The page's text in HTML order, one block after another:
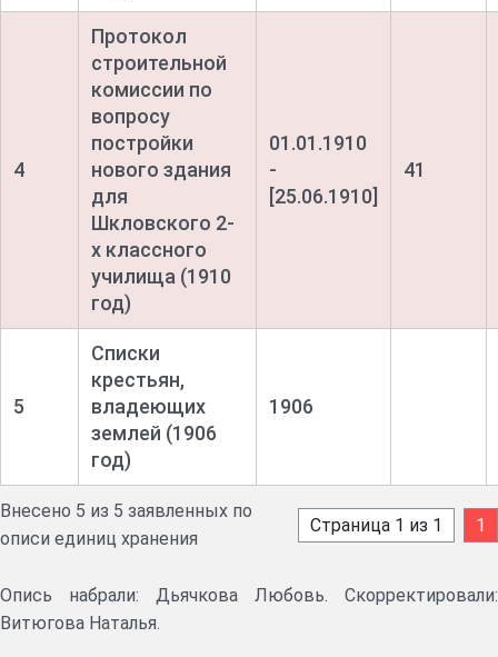
4
Протокол
строительной
комиссии по
вопросу
постройки
нового здания
для
Шкловского 2-
х классного
училища (1910
год)
01.01.1910
-
[25.06.1910]
41
5
Списки
крестьян,
владеющих
землей (1906
год)
1906
Внесено 5 из 5 заявленных по
описи единиц хранения
Страница 1 из 1 1
Опись набрали: Дьячкова Любовь. Скорректировали:
Витюгова Наталья.